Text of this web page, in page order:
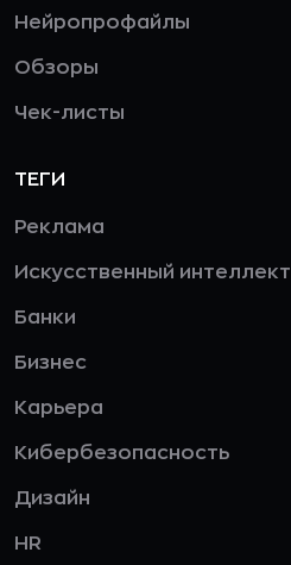
Нейропрофайлы
Обзоры
Чек-листы
ТЕГИ
Реклама
Искусственный интеллект
Банки
Бизнес
Карьера
Кибербезопасность
Дизайн
HR